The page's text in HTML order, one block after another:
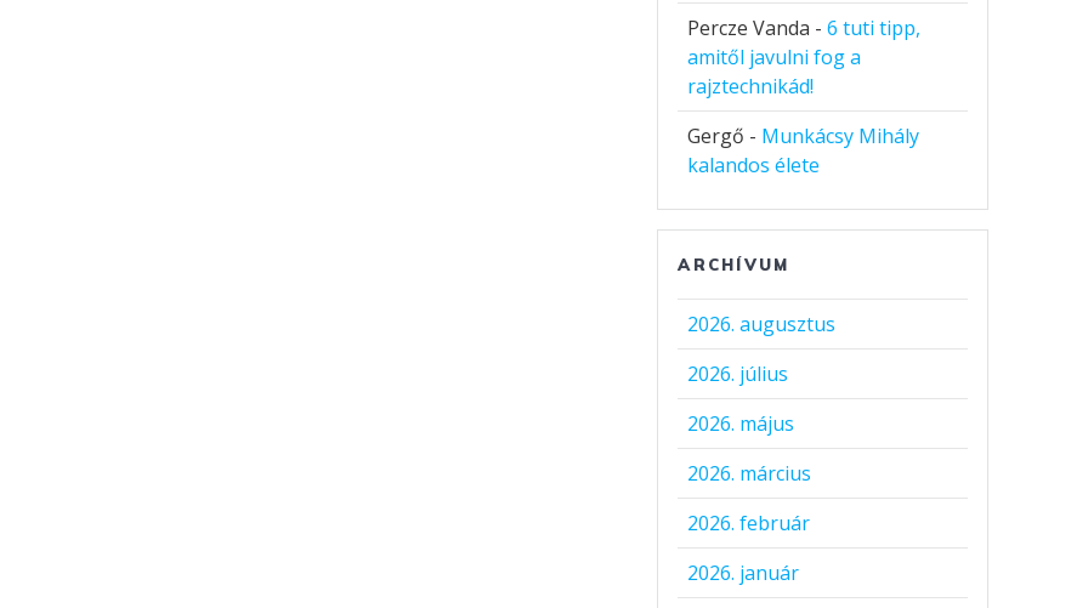
Percze Vanda -6 tuti tipp,
amitől javulni fog a
rajztechnikád!
Gergő - Munkácsy Mihály
kalandos élete
ARCHÍVUM
2026. augusztus
2026. július
2026. május
2026. március
2026. február
2026. január